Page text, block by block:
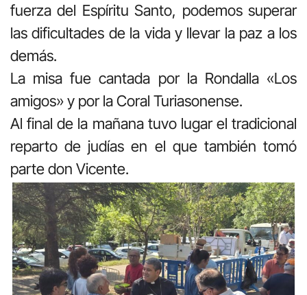
fuerza del Espíritu Santo, podemos superar
las dificultades de la vida y llevar la paz a los
demás.
La misa fue cantada por la Rondalla «Los
amigos» y por la Coral Turiasonense.
Al final de la mañana tuvo lugar el tradicional
reparto de judías en el que también tomó
parte don Vicente.